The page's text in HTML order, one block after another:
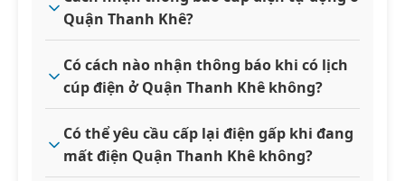
Quận Thanh Khê?
Có cách nào nhận thông báo khi có lịch
cúp điện ở Quận Thanh Khê không?
Có thể yêu cầu cấp lại điện gấp khi đang
mất điện Quận Thanh Khê không?